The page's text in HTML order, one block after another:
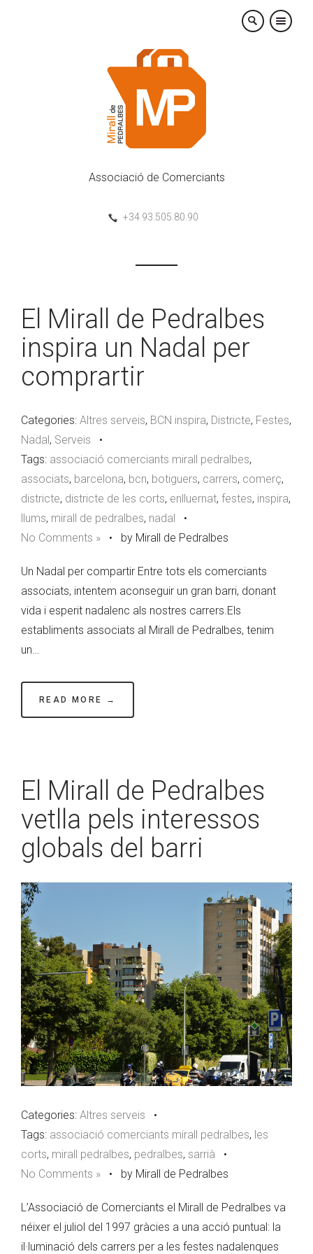
×
Associació de Comerciants
+34 93.505.80.90
El Mirall de Pedralbes
inspira un Nadal per
comprartir
Categories: Altres serveis, BCN inspira, Districte, Festes,
Nadal, Serveis •
Tags: associació comerciants mirall pedralbes,
associats, barcelona, bcn, botiguers, carrers, comerç,
districte, districte de les corts, enlluernat, festes, inspira,
llums, mirall de pedralbes, nadal •
No Comments » • by Mirall de Pedralbes
Un Nadal per compartir Entre tots els comerciants
associats, intentem aconseguir un gran barri, donant
vida i esperit nadalenc als nostres carrers.Els
establiments associats al Mirall de Pedralbes, tenim
un…
READ MORE →
El Mirall de Pedralbes
vetlla pels interessos
globals del barri
Categories: Altres serveis •
Tags: associació comerciants mirall pedralbes, les
corts, mirall pedralbes, pedralbes, sarrià •
No Comments » • by Mirall de Pedralbes
L’Associació de Comerciants el Mirall de Pedralbes va
néixer el juliol del 1997 gràcies a una acció puntual: la
il·luminació dels carrers per a les festes nadalenques